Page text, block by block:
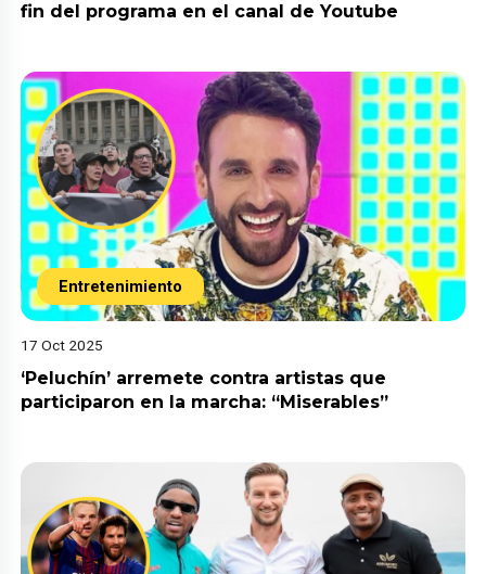
fin del programa en el canal de Youtube
Entretenimiento
17 Oct 2025
‘Peluchín’ arremete contra artistas que
participaron en la marcha: “Miserables”